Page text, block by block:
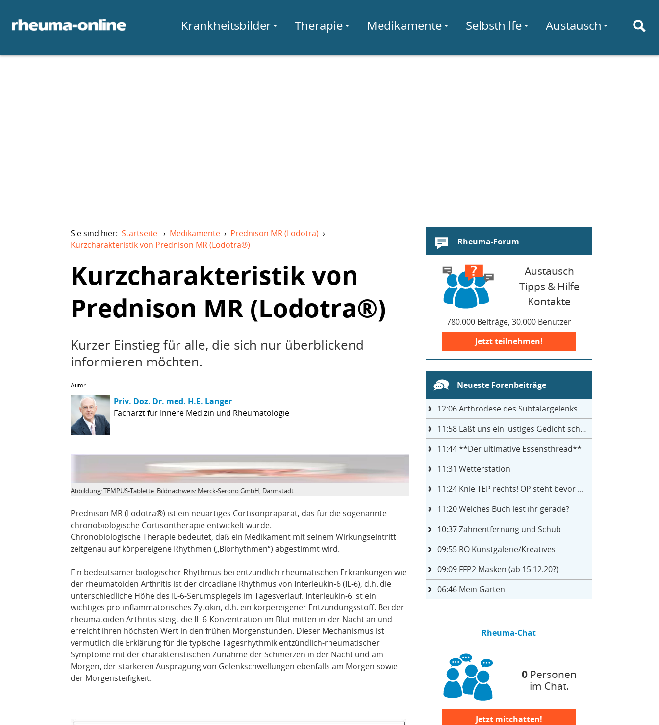
Krankheitsbilder Therapie Medikamente Selbsthilfe Austausch
Sie sind hier: Startseite › Medikamente › Prednison MR (Lodotra) ›
Kurzcharakteristik von Prednison MR (Lodotra®)
Kurzcharakteristik von
Prednison MR (Lodotra®)
Kurzer Einstieg für alle, die sich nur überblickend
informieren möchten.
Autor
Priv. Doz. Dr. med. H.E. Langer
Facharzt für Innere Medizin und Rheumatologie
Abbildung: TEMPUS-Tablette. Bildnachweis: Merck-Serono GmbH, Darmstadt
Prednison MR (Lodotra®) ist ein neuartiges Cortisonpräparat, das für die sogenannte
chronobiologische Cortisontherapie entwickelt wurde.
Chronobiologische Therapie bedeutet, daß ein Medikament mit seinem Wirkungseintritt
zeitgenau auf körpereigene Rhythmen („Biorhythmen“) abgestimmt wird.
Ein bedeutsamer biologischer Rhythmus bei entzündlich-rheumatischen Erkrankungen wie
der rheumatoiden Arthritis ist der circadiane Rhythmus von Interleukin-6 (IL-6), d.h. die
unterschiedliche Höhe des IL-6-Serumspiegels im Tagesverlauf. Interleukin-6 ist ein
wichtiges pro-inflammatorisches Zytokin, d.h. ein körpereigener Entzündungsstoff. Bei der
rheumatoiden Arthritis steigt die IL-6-Konzentration im Blut mitten in der Nacht an und
erreicht ihren höchsten Wert in den frühen Morgenstunden. Dieser Mechanismus ist
vermutlich die Erklärung für die typische Tagesrhythmik entzündlich-rheumatischer
Symptome mit der charakteristischen Zunahme der Schmerzen in der Nacht und am
Morgen, der stärkeren Ausprägung von Gelenkschwellungen ebenfalls am Morgen sowie
der Morgensteifigkeit.
Rheuma-Forum
Austausch
Tipps & Hilfe
Kontakte
780.000 Beiträge, 30.000 Benutzer
Jetzt teilnehmen!
Neueste Forenbeiträge
12:06Arthrodese des Subtalargelenks mit 27
11:58Laßt uns ein lustiges Gedicht schreiben- jeder einen Satz
11:44**Der ultimative Essensthread**
11:31 Wetterstation
11:24Knie TEP rechts! OP steht bevor ...
11:20Welches Buch lest ihr gerade?
10:37Zahnentfernung und Schub
09:55RO Kunstgalerie/Kreatives
09:09FFP2 Masken (ab 15.12.20?)
06:46Mein Garten
Rheuma-Chat
0 Personen
im Chat.
Jetzt mitchatten!